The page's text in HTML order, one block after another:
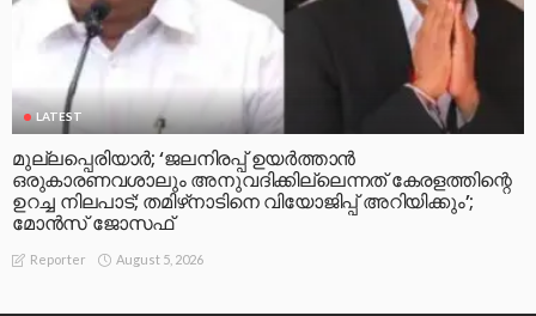
LATEST
മുല്ലപ്പെരിയാര്‍; ‘ജലനിരപ്പ് ഉയര്‍ത്താന്‍
ഒരുകാരണവശാലും അനുവദിക്കില്ലെന്നത് കേരളത്തിന്റെ
ഉറച്ച നിലപാട്; തമിഴ്‌നാടിനെ വിയോജിപ്പ് അറിയിക്കും’;
മോന്‍സ് ജോസഫ്
Reporter August 5, 2026